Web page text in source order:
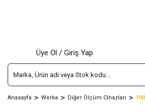
Üye Ol / Giriş Yap
Anasayfa Werka Diğer Ölçüm Cihazları